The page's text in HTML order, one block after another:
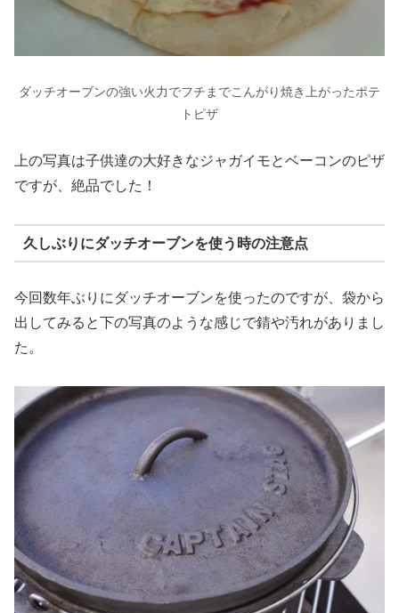
ダッチオーブンの強い火力でフチまでこんがり焼き上がったポテ
トピザ
上の写真は子供達の大好きなジャガイモとベーコンのピザ
ですが、絶品でした！
久しぶりにダッチオーブンを使う時の注意点
今回数年ぶりにダッチオーブンを使ったのですが、袋から
出してみると下の写真のような感じで錆や汚れがありまし
た。